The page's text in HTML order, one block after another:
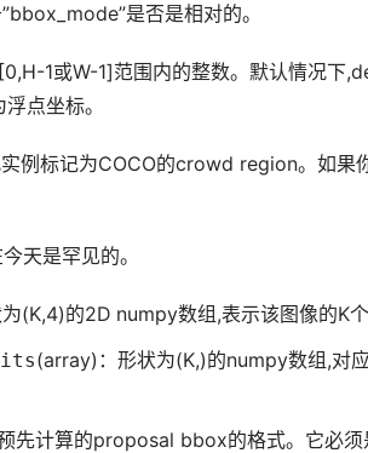
是否是相对的。
1或W-1]范围内的整数。默认情况下
点坐标。
例标记为COCO的crowd region。如果
天是罕见的。
(K,4)的2D numpy数组,表示该图像的K
(array)：形状为(K,)的numpy数组,对
先计算的proposal bbox的格式。它必须